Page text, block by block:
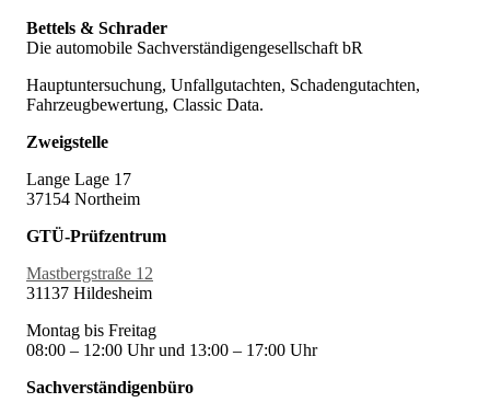
Bettels & Schrader
Die automobile Sachverständigengesellschaft bR
Hauptuntersuchung, Unfallgutachten, Schadengutachten,
Fahrzeugbewertung, Classic Data.
Zweigstelle
Lange Lage 17
37154 Northeim
GTÜ-Prüfzentrum
Mastbergstraße 12
31137 Hildesheim
Montag bis Freitag
08:00 – 12:00 Uhr und 13:00 – 17:00 Uhr
Sachverständigenbüro